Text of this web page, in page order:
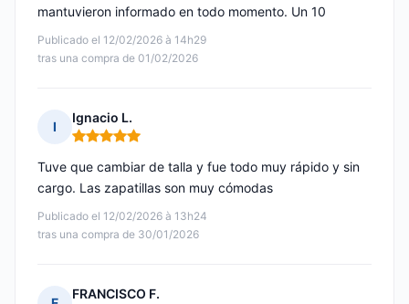
Publicado el 12/02/2026 à 14h29
tras una compra de 01/02/2026
mantuvieron informado en todo momento. Un 10
I
Ignacio L.
Nota: 5 de 5
Publicado el 12/02/2026 à 13h24
tras una compra de 30/01/2026
Tuve que cambiar de talla y fue todo muy rápido y sin
cargo. Las zapatillas son muy cómodas
FRANCISCO F.